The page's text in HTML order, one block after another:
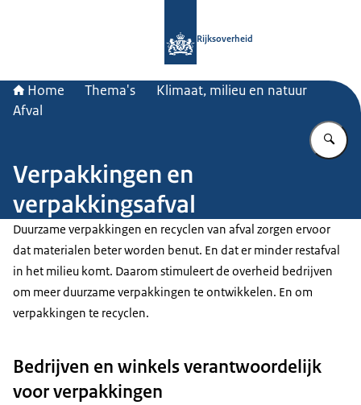
Rijksoverheid
Home Thema's
Klimaat, milieu en natuur
Afval
Verpakkingen en
verpakkingsafval
Duurzame verpakkingen en recyclen van afval zorgen ervoor
dat materialen beter worden benut. En dat er minder restafval
in het milieu komt. Daarom stimuleert de overheid bedrijven
om meer duurzame verpakkingen te ontwikkelen. En om
verpakkingen te recyclen.
Bedrijven en winkels verantwoordelijk
voor verpakkingen